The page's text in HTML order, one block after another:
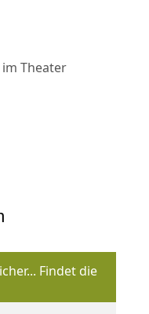
Theater
Findet die